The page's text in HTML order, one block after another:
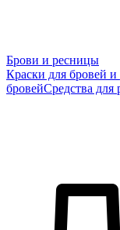
Брови и ресницы
Краски для бровей и
бровейСредства для